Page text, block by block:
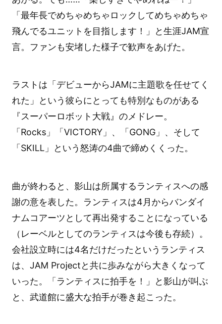
「最年長でめちゃめちゃロックしてめちゃめちゃ
飛んでるユニットを目指します！」と生涯JAM宣
言。ファンも安堵した様子で歓声をあげた。
ラストは「デビューからJAMに主題歌を任せてく
れた」という彼らにとっても特別なものがある
『スーパーロボット大戦』のメドレー。
「Rocks」「VICTORY」、「GONG」、そして
「SKILL」という怒涛の4曲で締めくくった。
曲が終わると、影山は所属するランティスへの感
謝の意を表した。ランティスは4月からバンダイ
ナムコアーツとして再出発することになっている
（レーベルとしてのランティスは今後も存続）。
会社設立時には4名だけだったというランティス
は、JAM Projectと共に歩みながら大きくなって
いった。「ランティスに拍手を！」と影山が叫ぶ
と、武道館に盛大な拍手が巻き起こった。